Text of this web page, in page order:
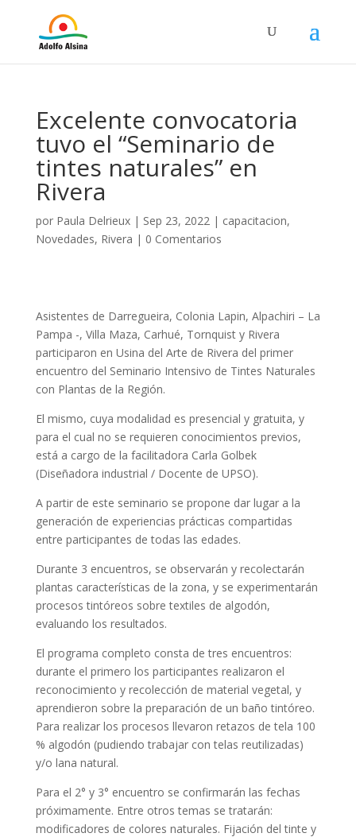
Excelente convocatoria
tuvo el “Seminario de
tintes naturales” en
Rivera
por Paula Delrieux| Sep 23, 2022| capacitacion,
Novedades, Rivera | 0 Comentarios
Asistentes de Darregueira, Colonia Lapin, Alpachiri – La
Pampa -, Villa Maza, Carhué, Tornquist y Rivera
participaron en Usina del Arte de Rivera del primer
encuentro del Seminario Intensivo de Tintes Naturales
con Plantas de la Región.
El mismo, cuya modalidad es presencial y gratuita, y
para el cual no se requieren conocimientos previos,
está a cargo de la facilitadora Carla Golbek
(Diseñadora industrial / Docente de UPSO).
A partir de este seminario se propone dar lugar a la
generación de experiencias prácticas compartidas
entre participantes de todas las edades.
Durante 3 encuentros, se observarán y recolectarán
plantas características de la zona, y se experimentarán
procesos tintóreos sobre textiles de algodón,
evaluando los resultados.
El programa completo consta de tres encuentros:
durante el primero los participantes realizaron el
reconocimiento y recolección de material vegetal, y
aprendieron sobre la preparación de un baño tintóreo.
Para realizar los procesos llevaron retazos de tela 100
% algodón (pudiendo trabajar con telas reutilizadas)
y/o lana natural.
Para el 2° y 3° encuentro se confirmarán las fechas
próximamente. Entre otros temas se tratarán:
modificadores de colores naturales. Fijación del tinte y